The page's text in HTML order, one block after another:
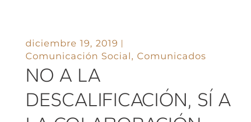
diciembre 19, 2019
Comunicación Social, Comunicados
NO A LA
DESCALIFICACIÓN, SÍ A